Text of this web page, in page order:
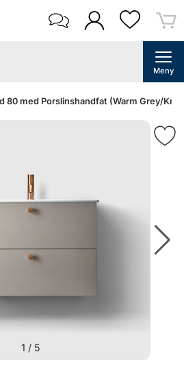
Meny
80 med Porslinshandfat (Warm Grey/
1 / 5